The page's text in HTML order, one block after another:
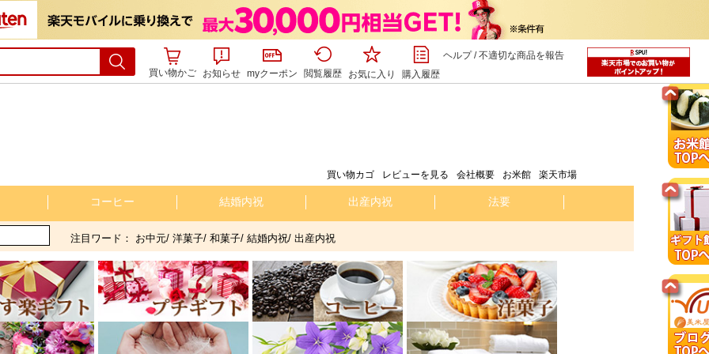
買い物かご お知らせ myクーポン 閲覧履歴 お気に入り 購入履歴
ヘルプ/不適切な商品を報告